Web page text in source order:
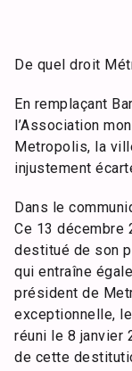
De quel droit
En remplaçant
l’Association
Metropolis, la
injustement
Dans le
Ce 13 décembre
destitué de son
qui entraîne
président de
exceptionnelle,
réuni le 8 janvier
de cette